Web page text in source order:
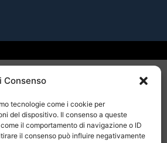
Consenso
tecnologie come i cookie per
del dispositivo. Il consenso a queste
il comportamento di navigazione o ID
il consenso può influire negativamente